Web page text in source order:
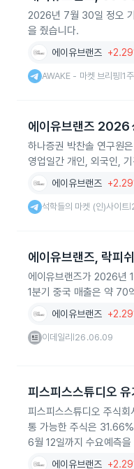
2026년 7월 30일 정오
을 줬습니다.
에이유브랜즈
AWAKE - 마켓 브리핑 |1
에이유브랜즈 2026
하나증권 박찬솔 연구원
영업일간 개인, 외국인,
에이유브랜즈
석학들의 마켓 (인)사이트
에이유브랜즈, 락피
에이유브랜즈가 2026년
1분기 중국 매출은 약 70
에이유브랜즈
이데일리 26.06.09
피스피스스튜디오
피스피스스튜디오 주식
통 가능한 주식은
6월 12일까지 수요예측
에이유브랜즈